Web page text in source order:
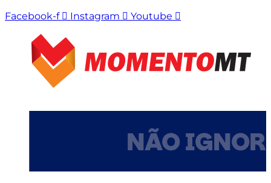
Facebook-f
Instagram Youtube